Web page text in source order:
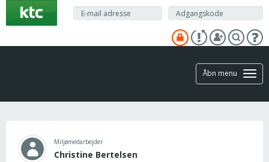
hovedindhold
Åbn menu
Miljømedarbejder
Christine Bertelsen